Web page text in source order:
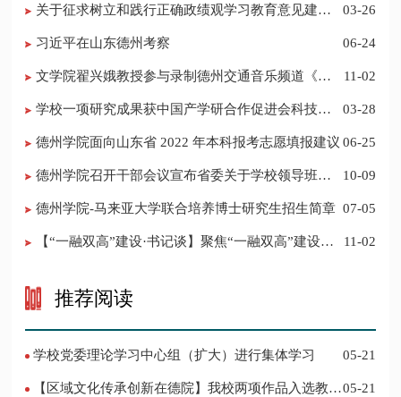
03-26
习近平在山东德州考察 06-24
​文学院翟兴娥教授参与录制德州交通音乐频道《科
11-02
学校一项研究成果获中国产学研合作促进会科技创
03-28
德州学院面向山东省 2022 年本科报考志愿填报建议 06-25
​德州学院召开干部会议宣布省委关于学校领导班子
10-09
德州学院-马来亚大学联合培养博士研究生招生简章 07-05
11-02
推荐阅读
学校党委理论学习中心组（扩大）进行集体学习 05-21
05-21